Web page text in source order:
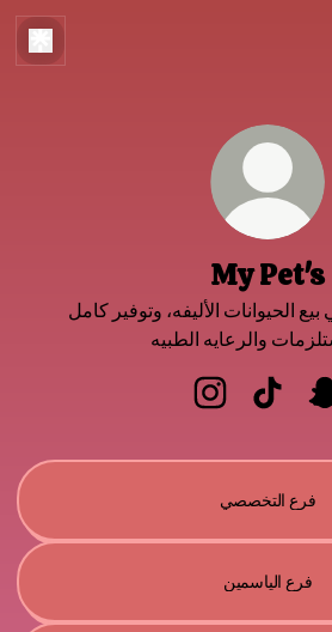
My Pet's
الحيوانات الأليفه، وتوفير كامل
فرع التخصصي
فرع الياسمين